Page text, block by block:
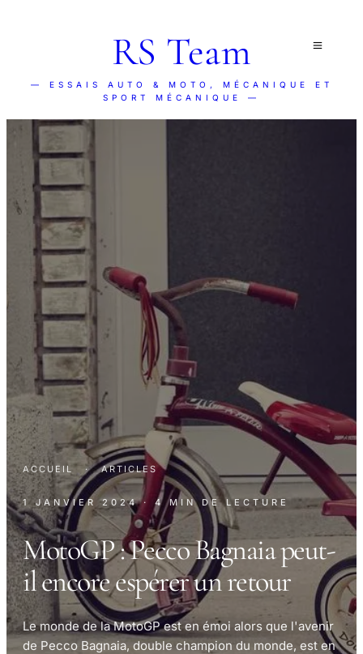
RS Team
— ESSAIS AUTO & MOTO, MÉCANIQUE ET
SPORT MÉCANIQUE —
ACCUEIL · ARTICLES
1 JANVIER 2024 · 4 MIN DE LECTURE
MotoGP : Pecco Bagnaia peut-
il encore espérer un retour
Le monde de la MotoGP est en émoi alors que l'avenir
de Pecco Bagnaia, double champion du monde, est en